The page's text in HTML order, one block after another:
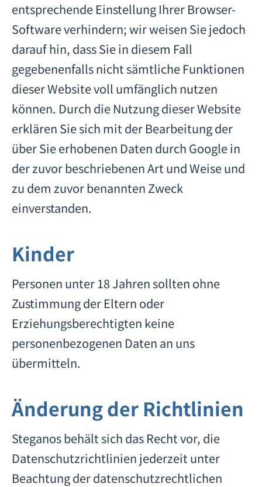
entsprechende Einstellung Ihrer Browser-
Software verhindern; wir weisen Sie jedoch
darauf hin, dass Sie in diesem Fall
gegebenenfalls nicht sämtliche Funktionen
dieser Website voll umfänglich nutzen
können. Durch die Nutzung dieser Website
erklären Sie sich mit der Bearbeitung der
über Sie erhobenen Daten durch Google in
der zuvor beschriebenen Art und Weise und
zu dem zuvor benannten Zweck
einverstanden.
Kinder
Personen unter 18 Jahren sollten ohne
Zustimmung der Eltern oder
Erziehungsberechtigten keine
personenbezogenen Daten an uns
übermitteln.
Änderung der Richtlinien
Steganos behält sich das Recht vor, die
Datenschutzrichtlinien jederzeit unter
Beachtung der datenschutzrechtlichen